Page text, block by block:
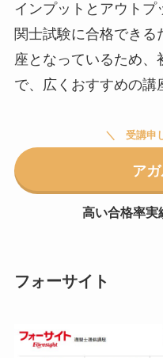
インプットとアウトプ
関士試験に合格でき
座となっているため、
で、広くおすすめの講
受講申
ア
高い合格率実
フォーサイト